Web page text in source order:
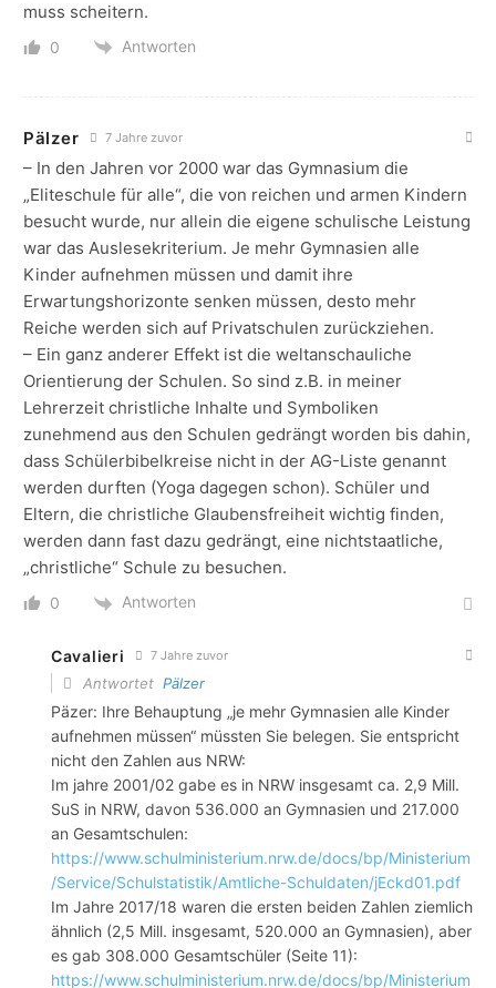
muss scheitern.
0 Antworten
Pälzer 7 Jahre zuvor
– In den Jahren vor 2000 war das Gymnasium die
„Eliteschule für alle“, die von reichen und armen Kindern
besucht wurde, nur allein die eigene schulische Leistung
war das Auslesekriterium. Je mehr Gymnasien alle
Kinder aufnehmen müssen und damit ihre
Erwartungshorizonte senken müssen, desto mehr
Reiche werden sich auf Privatschulen zurückziehen.
– Ein ganz anderer Effekt ist die weltanschauliche
Orientierung der Schulen. So sind z.B. in meiner
Lehrerzeit christliche Inhalte und Symboliken
zunehmend aus den Schulen gedrängt worden bis dahin,
dass Schülerbibelkreise nicht in der AG-Liste genannt
werden durften (Yoga dagegen schon). Schüler und
Eltern, die christliche Glaubensfreiheit wichtig finden,
werden dann fast dazu gedrängt, eine nichtstaatliche,
„christliche“ Schule zu besuchen.
0 Antworten
Cavalieri 7 Jahre zuvor
Antwortet Pälzer
Päzer: Ihre Behauptung „je mehr Gymnasien alle Kinder
aufnehmen müssen“ müssten Sie belegen. Sie entspricht
nicht den Zahlen aus NRW:
Im jahre 2001/02 gabe es in NRW insgesamt ca. 2,9 Mill.
SuS in NRW, davon 536.000 an Gymnasien und 217.000
an Gesamtschulen:
https://www.schulministerium.nrw.de/docs/bp/Ministerium
/Service/Schulstatistik/Amtliche-Schuldaten/jEckd01.pdf
Im Jahre 2017/18 waren die ersten beiden Zahlen ziemlich
ähnlich (2,5 Mill. insgesamt, 520.000 an Gymnasien), aber
es gab 308.000 Gesamtschüler (Seite 11):
https://www.schulministerium.nrw.de/docs/bp/Ministerium